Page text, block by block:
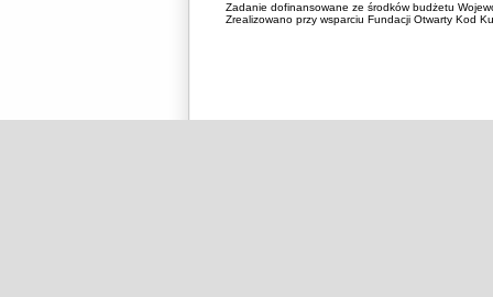
Zadanie dofinansowane ze środków budżetu
Zrealizowano przy wsparciu Fundacji Otwarty Kod